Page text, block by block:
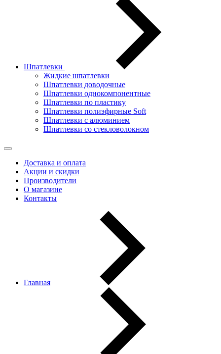
Шпатлевки
Жидкие шпатлевки
Шпатлевки доводочные
Шпатлевки однокомпонентные
Шпатлевки по пластику
Шпатлевки полиэфирные Soft
Шпатлевки с алюминием
Шпатлевки со стекловолокном
Доставка и оплата
Акции и скидки
Производители
О магазине
Контакты
Главная